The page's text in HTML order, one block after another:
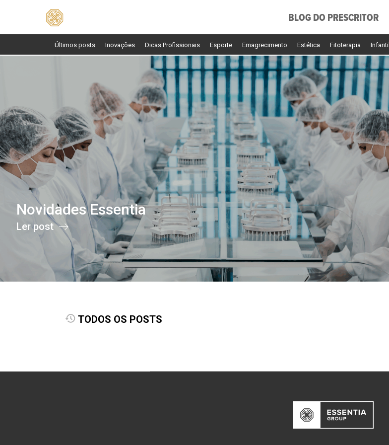
BLOG DO PRESCRITOR
Últimos posts Inovações Dicas Profissionais Esporte Emagrecimento Estética Fitoterapia Infantil
Novidades Essentia
Ler post
TODOS OS POSTS